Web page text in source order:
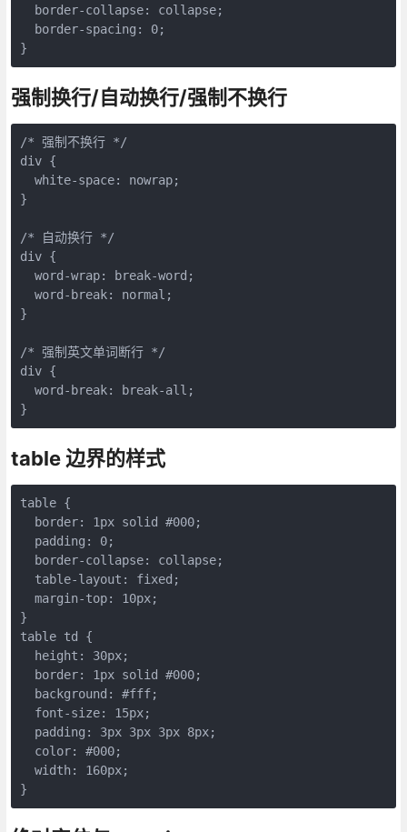
  border-collapse: collapse;
  border-spacing: 0;
}
强制换行/自动换行/强制不换行
/* 强制不换行 */
div {
  white-space: nowrap;
}
/* 自动换行 */
div {
  word-wrap: break-word;
  word-break: normal;
}
/* 强制英文单词断行 */
div {
  word-break: break-all;
}
table 边界的样式
table {
  border: 1px solid #000;
  padding: 0;
  border-collapse: collapse;
  table-layout: fixed;
  margin-top: 10px;
}
table td {
  height: 30px;
  border: 1px solid #000;
  background: #fff;
  font-size: 15px;
  padding: 3px 3px 3px 8px;
  color: #000;
  width: 160px;
}